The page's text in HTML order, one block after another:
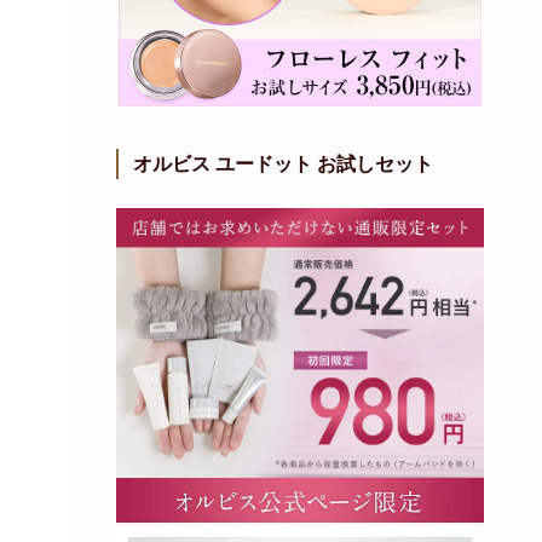
オルビス ユードット お試しセット